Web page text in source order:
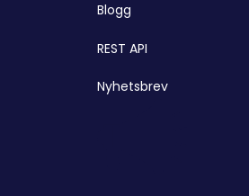
Blogg
REST API
Nyhetsbrev